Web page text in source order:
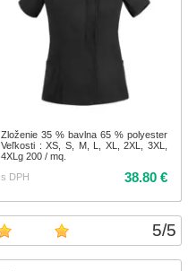
5/5
Zloženie 35 % bavlna 65 % polyester
Veľkosti : XS, S, M, L, XL, 2XL, 3XL,
4XLg 200 / mq.
s DPH
38.80 €